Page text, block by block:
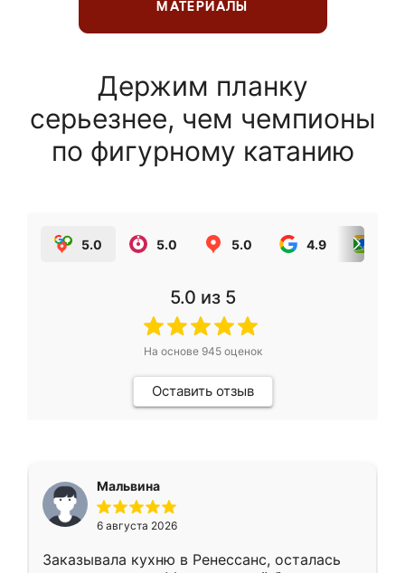
МАТЕРИАЛЫ
Держим планку
серьезнее, чем чемпионы
по фигурному катанию
5.0 5.0 5.0 4.9
5.0 из 5
На основе 945оценок
Оставить отзыв
Мальвина
6 августа 2026
Заказывала кухню в Ренессанс, осталась